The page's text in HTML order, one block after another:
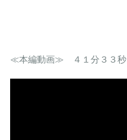
≪本編動画≫ ４１分３３秒